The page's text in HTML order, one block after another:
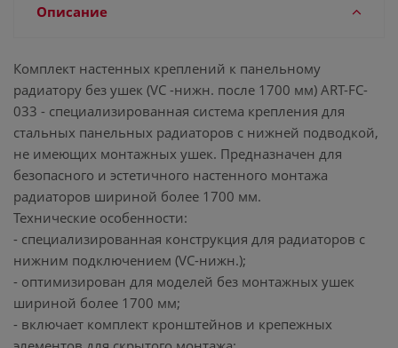
Описание
Комплект настенных креплений к панельному
радиатору без ушек (VC -нижн. после 1700 мм) ART-FC-
033 - специализированная система крепления для
стальных панельных радиаторов с нижней подводкой,
не имеющих монтажных ушек. Предназначен для
безопасного и эстетичного настенного монтажа
радиаторов шириной более 1700 мм.
Технические особенности:
- специализированная конструкция для радиаторов с
нижним подключением (VC-нижн.);
- оптимизирован для моделей без монтажных ушек
шириной более 1700 мм;
- включает комплект кронштейнов и крепежных